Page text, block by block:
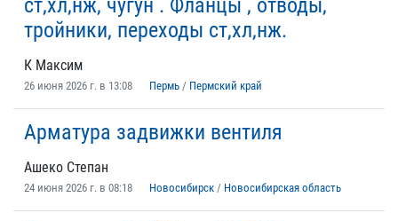
ст,хл,нж, чугун . Фланцы , отводы,
тройники, переходы ст,хл,нж.
К Максим
26 июня 2026 г. в 13:08 Пермь / Пермский край
Арматура задвижки вентиля
Ашеко Степан
24 июня 2026 г. в 08:18 Новосибирск / Новосибирская область